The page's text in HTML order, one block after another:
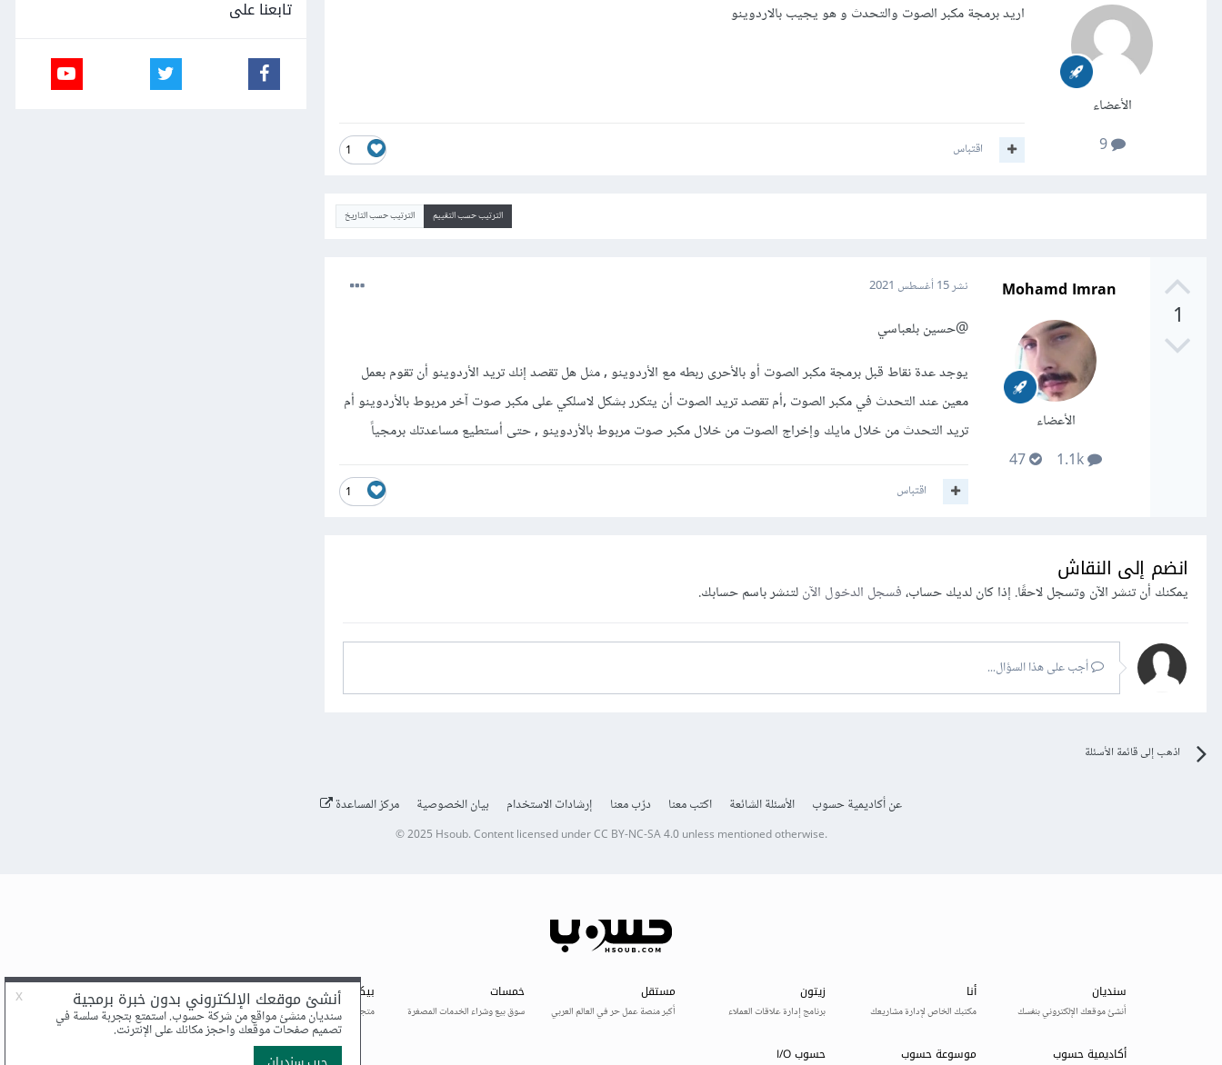
الأعضاء
9
اريد برمجة مكبر الصوت والتحدث و هو يجيب بالاردوينو
1 اقتباس
الترتيب حسب التقييم الترتيب حسب التاريخ
1
Mohamd Imran
الأعضاء
نشر15 أغسطس 2021
@حسين بلعباسي
يوجد عدة نقاط قبل برمجة مكبر الصوت أو بالأحرى ربطه مع اﻷردوينو , مثل هل تقصد إنك تريد الأردوينو أن تقوم بعمل
معين عند التحدث في مكبر الصوت ,أم تقصد تريد الصوت أن يتكرر بشكل لاسلكي على مكبر صوت آخر مربوط بالأردوينو أم
تريد التحدث من خلال مايك وإخراج الصوت من خلال مكبر صوت مربوط بالأردوينو , حتى أستطيع مساعدتك برمجياً
1 اقتباس
انضم إلى النقاش
يمكنك أن تنشر الآن وتسجل لاحقًا. إذا كان لديك حساب،فسجل الدخول الآنلتنشر باسم حسابك.
أجب على هذا السؤال...
اذهب إلى قائمة الأسئلة
تابعنا على
عن أكاديمية حسوب الأسئلة الشائعة اكتب معنا درّب معنا إرشادات الاستخدام بيان الخصوصية مركز المساعدة
© 2025 Hsoub.Content licensed underCC BY-NC-SA 4.0unless mentioned otherwise.